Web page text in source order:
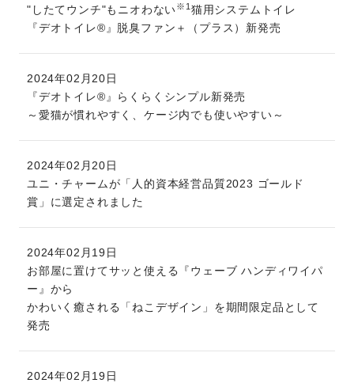
"したてウンチ"もニオわない※1 猫用システムトイレ
『デオトイレ®』脱臭ファン＋（プラス）新発売
2024年02月20日
『デオトイレ®』らくらくシンプル新発売
～愛猫が慣れやすく、ケージ内でも使いやすい～
2024年02月20日
ユニ・チャームが「人的資本経営品質2023 ゴールド
賞」に選定されました
2024年02月19日
お部屋に置けてサッと使える『ウェーブ ハンディワイパ
ー』から
かわいく癒される「ねこデザイン」を期間限定品として
発売
2024年02月19日